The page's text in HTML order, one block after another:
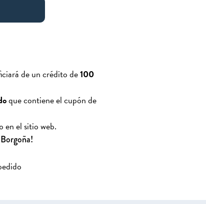
de un crédito de100
que contiene el cupón de
en el sitio web.